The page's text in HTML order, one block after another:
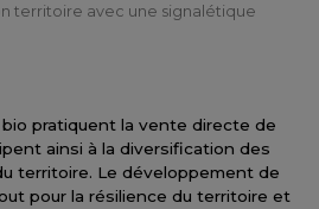
territoire avec une signalétique
pratiquent la vente directe de
ainsi à la diversification des
territoire. Le développement de
pour la résilience du territoire et